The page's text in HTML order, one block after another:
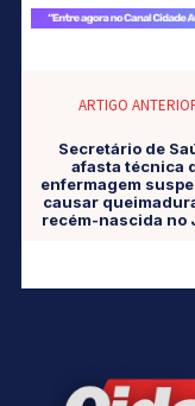
ARTIGO
Secretário de
afasta técnica
enfermagem
causar
recém-nascida no